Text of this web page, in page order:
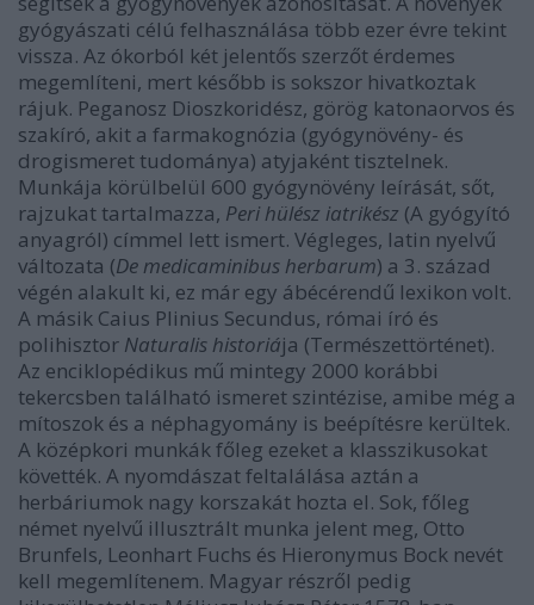
gyógyászati célú felhasználása több ezer évre tekint
vissza. Az ókorból két jelentős szerzőt érdemes
megemlíteni, mert később is sokszor hivatkoztak
rájuk. Peganosz Dioszkoridész, görög katonaorvos és
szakíró, akit a farmakognózia (gyógynövény- és
drogismeret tudománya) atyjaként tisztelnek.
Munkája körülbelül 600 gyógynövény leírását, sőt,
rajzukat tartalmazza, Peri hülész iatrikész (A gyógyító
anyagról) címmel lett ismert. Végleges, latin nyelvű
változata (De medicaminibus herbarum) a 3. század
végén alakult ki, ez már egy ábécérendű lexikon volt.
A másik Caius Plinius Secundus, római író és
polihisztor Naturalis historiája (Természettörténet).
Az enciklopédikus mű mintegy 2000 korábbi
tekercsben található ismeret szintézise, amibe még a
mítoszok és a néphagyomány is beépítésre kerültek.
A középkori munkák főleg ezeket a klasszikusokat
követték. A nyomdászat feltalálása aztán a
herbáriumok nagy korszakát hozta el. Sok, főleg
német nyelvű illusztrált munka jelent meg, Otto
Brunfels, Leonhart Fuchs és Hieronymus Bock nevét
kell megemlítenem. Magyar részről pedig